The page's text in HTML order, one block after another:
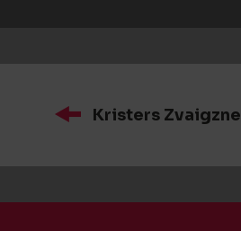
Kristers Zvaigzne